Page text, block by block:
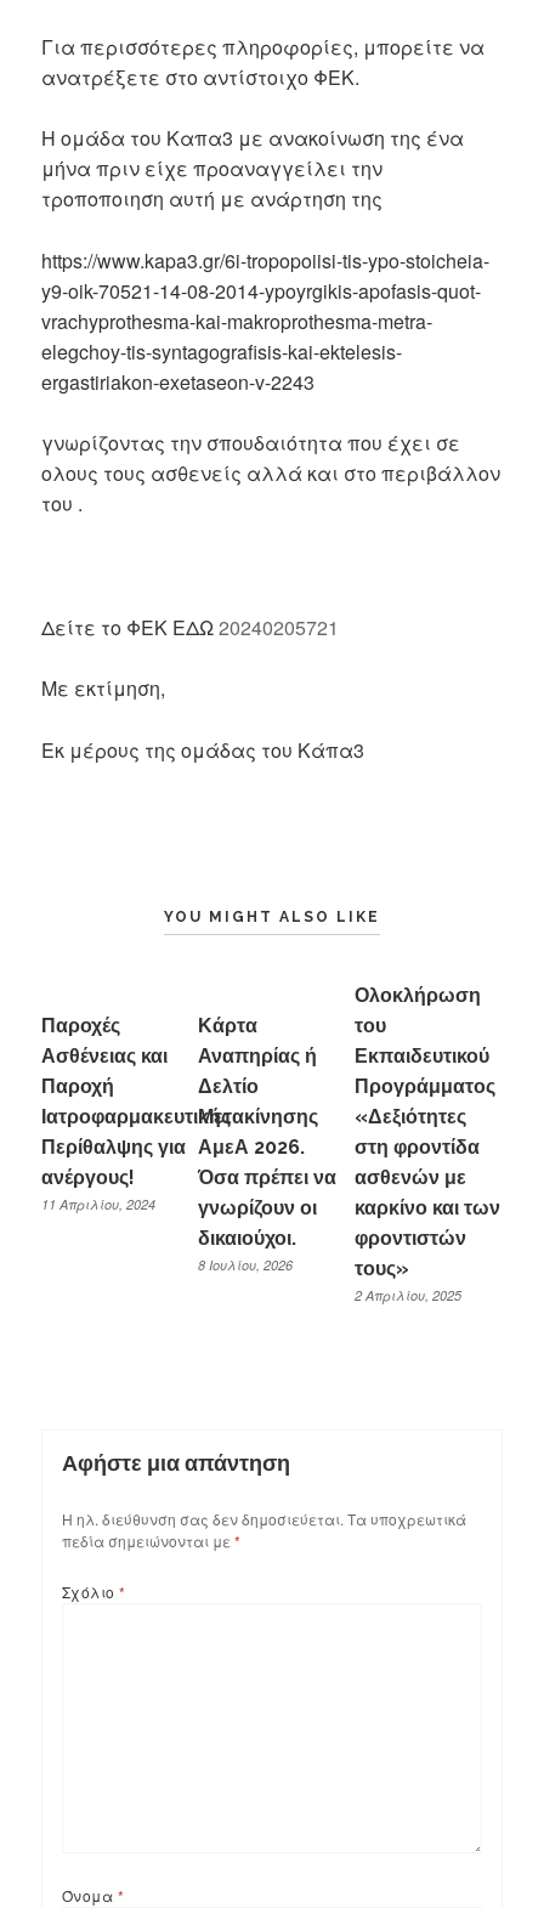
Για περισσότερες πληροφορίες, μπορείτε να
ανατρέξετε στο αντίστοιχο ΦΕΚ.
Η ομάδα του Καπα3 με ανακοίνωση της ένα
μήνα πριν είχε προαναγγείλει την
τροποποιηση αυτή με ανάρτηση της
https://www.kapa3.gr/6i-tropopoiisi-tis-ypo-stoicheia-
y9-oik-70521-14-08-2014-ypoyrgikis-apofasis-quot-
vrachyprothesma-kai-makroprothesma-metra-
elegchoy-tis-syntagografisis-kai-ektelesis-
ergastiriakon-exetaseon-v-2243
γνωρίζοντας την σπουδαιότητα που έχει σε
ολους τους ασθενείς αλλά και στο περιβάλλον
του .
Δείτε το ΦΕΚ ΕΔΩ20240205721
Με εκτίμηση,
Εκ μέρους της ομάδας του Κάπα3
YOU MIGHT ALSO LIKE
Παροχές
Ασθένειας και
Παροχή
Ιατροφαρμακευτικής
Περίθαλψης για
ανέργους!
11 Απριλίου, 2024
Κάρτα
Αναπηρίας ή
Δελτίο
Μετακίνησης
ΑμεΑ 2026.
Όσα πρέπει να
γνωρίζουν οι
δικαιούχοι.
8 Ιουλίου, 2026
Ολοκλήρωση
του
Εκπαιδευτικού
Προγράμματος
«Δεξιότητες
στη φροντίδα
ασθενών με
καρκίνο και των
φροντιστών
τους»
2 Απριλίου, 2025
Αφήστε μια απάντηση
Η ηλ. διεύθυνση σας δεν δημοσιεύεται. Τα υποχρεωτικά
πεδία σημειώνονται με *
Σχόλιο *
Όνομα *